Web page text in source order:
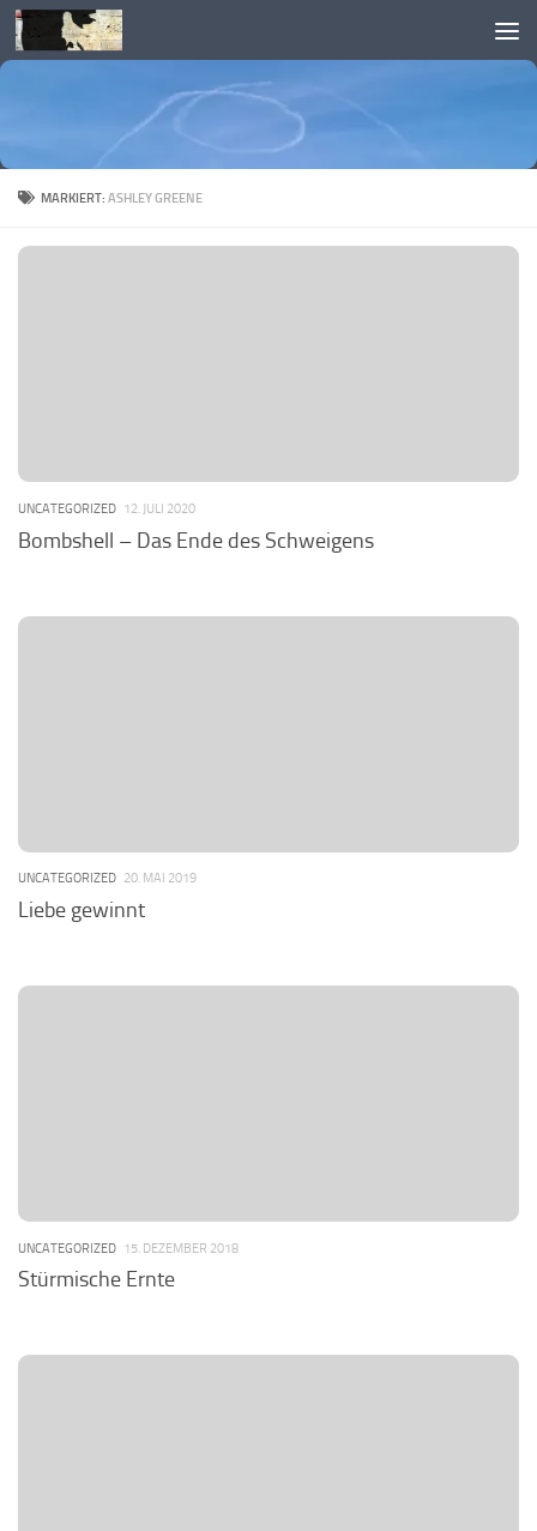
Skip to content
MARKIERT:ASHLEY GREENE
UNCATEGORIZED 12. JULI 2020
Bombshell – Das Ende des Schweigens
UNCATEGORIZED 20. MAI 2019
Liebe gewinnt
UNCATEGORIZED 15. DEZEMBER 2018
Stürmische Ernte